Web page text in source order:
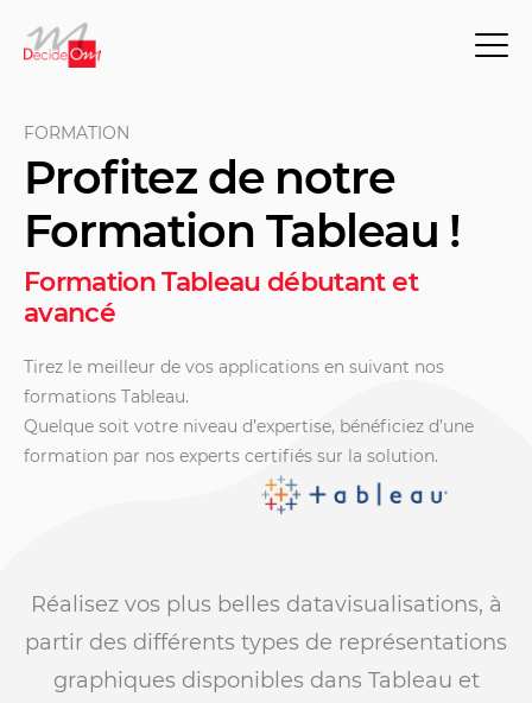
FORMATION
Profitez de notre
Formation Tableau !
Formation Tableau débutant et
avancé
Tirez le meilleur de vos applications en suivant nos
formations Tableau.
Quelque soit votre niveau d’expertise, bénéficiez d’une
formation par nos experts certifiés sur la solution.
Réalisez vos plus belles datavisualisations, à
partir des différents types de représentations
graphiques disponibles dans Tableau et